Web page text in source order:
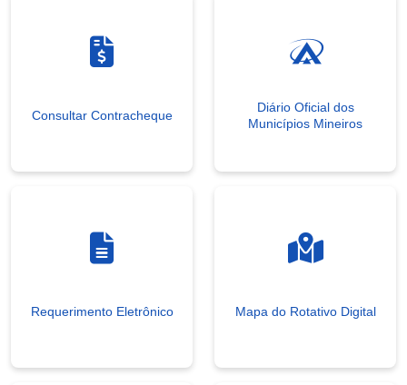
Consultar Contracheque
Diário Oficial dos
Municípios Mineiros
Requerimento Eletrônico Mapa do Rotativo Digital